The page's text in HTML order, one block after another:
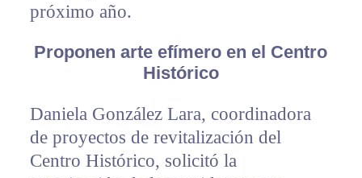
próximo año.
Proponen arte efímero en el Centro
Histórico
Daniela González Lara, coordinadora
de proyectos de revitalización del
Centro Histórico, solicitó la